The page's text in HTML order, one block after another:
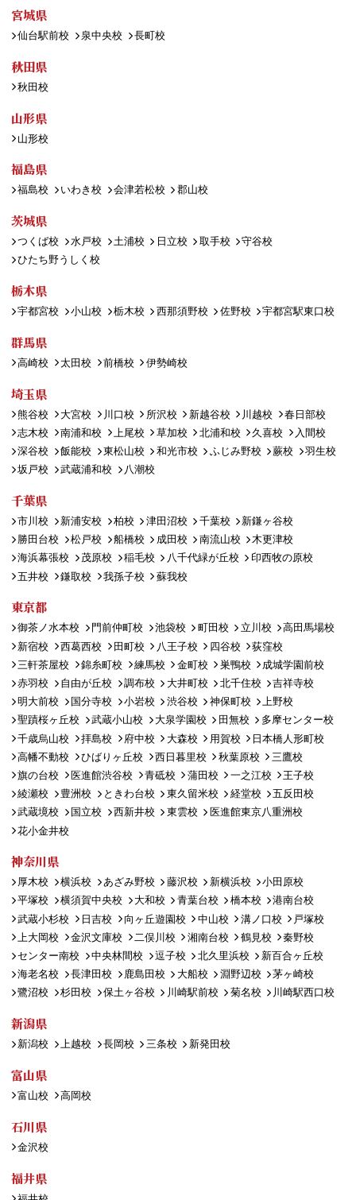
宮城県
仙台駅前校 泉中央校 長町校
秋田県
秋田校
山形県
山形校
福島県
福島校 いわき校 会津若松校 郡山校
茨城県
つくば校 水戸校 土浦校 日立校 取手校
守谷校
ひたち野うしく校
栃木県
宇都宮校 小山校 栃木校 西那須野校 佐野校 宇都宮駅東口校
群馬県
高崎校 太田校 前橋校 伊勢崎校
埼玉県
熊谷校 大宮校 川口校 所沢校 新越谷校 川越校
春日部校
志木校
南浦和校 上尾校 草加校 北浦和校 久喜校
入間校
深谷校
飯能校 東松山校 和光市校 ふじみ野校 蕨校
羽生校
坂戸校
武蔵浦和校 八潮校
千葉県
市川校 新浦安校 柏校 津田沼校 千葉校
新鎌ヶ谷校
勝田台校
松戸校 船橋校 成田校 南流山校
木更津校
海浜幕張校
茂原校 稲毛校 八千代緑が丘校
印西牧の原校
五井校
鎌取校 我孫子校 蘇我校
東京都
御茶ノ水本校 門前仲町校 池袋校 町田校 立川校
高田馬場校
新宿校
西葛西校 田町校 八王子校 四谷校
荻窪校
三軒茶屋校
錦糸町校 練馬校 金町校 巣鴨校
成城学園前校
赤羽校
自由が丘校 調布校 大井町校 北千住校
吉祥寺校
明大前校
国分寺校 小岩校 渋谷校 神保町校
上野校
聖蹟桜ヶ丘校
武蔵小山校 大泉学園校 田無校
多摩センター校
千歳烏山校
拝島校 府中校 大森校 用賀校
日本橋人形町校
高幡不動校
ひばりヶ丘校 西日暮里校 秋葉原校
三鷹校
旗の台校
医進館渋谷校 青砥校 蒲田校 一之江校
王子校
綾瀬校
豊洲校 ときわ台校 東久留米校 経堂校
五反田校
武蔵境校
国立校 西新井校 東雲校
医進館東京八重洲校
花小金井校
神奈川県
厚木校 横浜校 あざみ野校 藤沢校 新横浜校
小田原校
平塚校
横須賀中央校 大和校 青葉台校 橋本校
港南台校
武蔵小杉校
日吉校 向ヶ丘遊園校 中山校 溝ノ口校
戸塚校
上大岡校
金沢文庫校 二俣川校 湘南台校 鶴見校
秦野校
センター南校
中央林間校 逗子校 北久里浜校
新百合ヶ丘校
海老名校
長津田校 鹿島田校 大船校 淵野辺校
茅ヶ崎校
鷺沼校
杉田校 保土ヶ谷校 川崎駅前校 菊名校 川崎駅西口校
新潟県
新潟校 上越校 長岡校 三条校 新発田校
富山県
富山校 高岡校
石川県
金沢校
福井県